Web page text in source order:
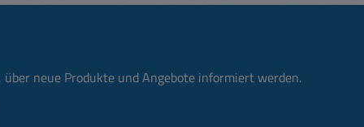
neue Produkte und Angebote informiert werden.